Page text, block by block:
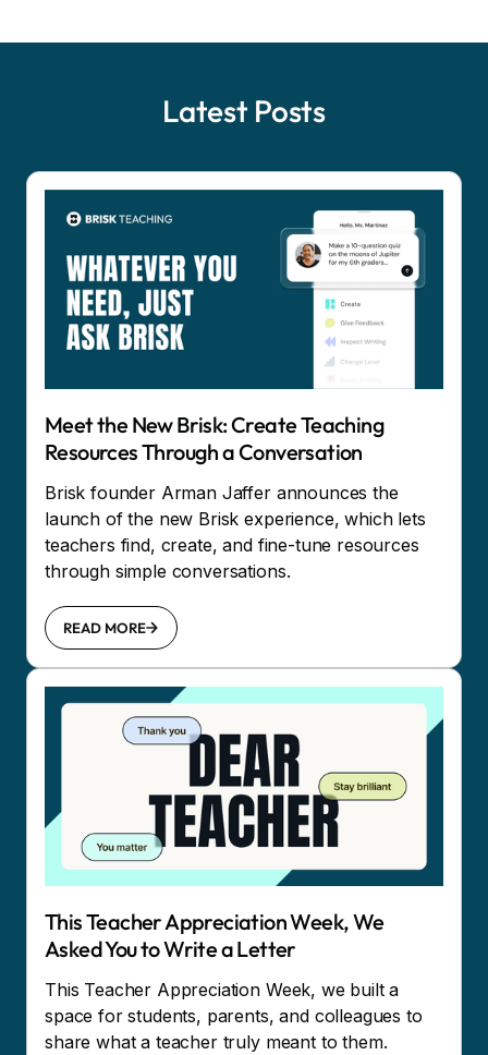
Latest Posts
Meet the New Brisk: Create Teaching
Resources Through a Conversation
Brisk founder Arman Jaffer announces the
launch of the new Brisk experience, which lets
teachers find, create, and fine-tune resources
through simple conversations.
READ MORE
This Teacher Appreciation Week, We
Asked You to Write a Letter
This Teacher Appreciation Week, we built a
space for students, parents, and colleagues to
share what a teacher truly meant to them.